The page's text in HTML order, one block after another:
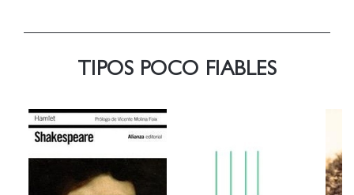
TIPOS POCO FIABLES